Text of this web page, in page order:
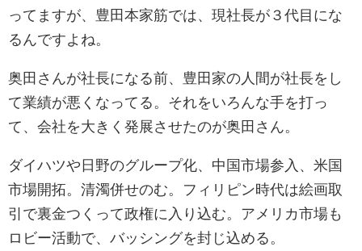
ってますが、豊田本家筋では、現社長が３代目にな
るんですよね。
奥田さんが社長になる前、豊田家の人間が社長をし
て業績が悪くなってる。それをいろんな手を打っ
て、会社を大きく発展させたのが奥田さん。
ダイハツや日野のグループ化、中国市場参入、米国
市場開拓。清濁併せのむ。フィリピン時代は絵画取
引で裏金つくって政権に入り込む。アメリカ市場も
ロビー活動で、バッシングを封じ込める。